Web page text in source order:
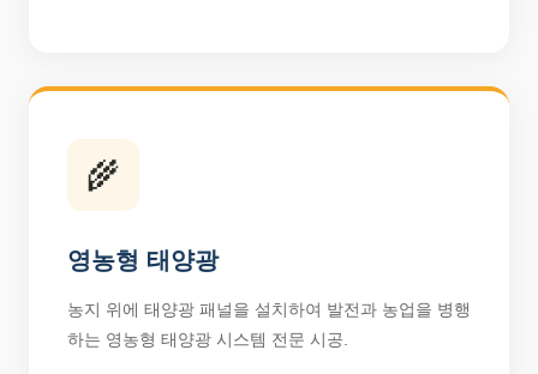
🌾
영농형 태양광
농지 위에 태양광 패널을 설치하여 발전과 농업을 병행
하는 영농형 태양광 시스템 전문 시공.